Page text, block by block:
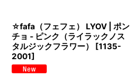
☆fafa（フェフェ） LYOV | ポン
チョ - ピンク（ライラックノス
タルジックフラワー）
[1135-
2001]